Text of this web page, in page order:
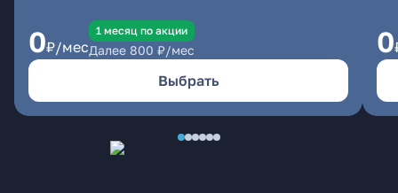
0₽/мес
1 месяц по акции
Далее 800 ₽/мес
Выбрать
0